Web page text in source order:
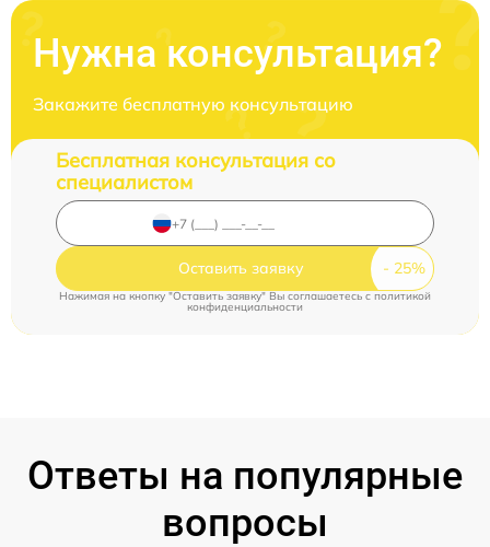
Нужна консультация?
Закажите бесплатную консультацию
Бесплатная консультация со
специалистом
Оставить заявку
Нажимая на кнопку "Оставить заявку" Вы соглашаетесь cполитикой
конфиденциальности
Ответы на популярные
вопросы